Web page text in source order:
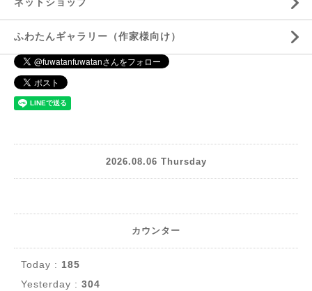
ふわたんギャラリー（作家様向け）
2026.08.06 Thursday
カウンター
Today : 185
Yesterday : 304